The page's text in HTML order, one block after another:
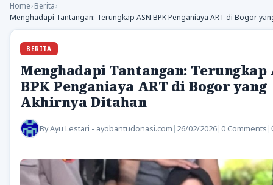
Home›Berita›
Menghadapi Tantangan: Terungkap ASN BPK Penganiaya ART di Bogor
BERITA
Menghadapi Tantangan: Terungkap
BPK Penganiaya ART di Bogor yang
Akhirnya Ditahan
ByAyu Lestari - ayobantudonasi.com | 26/02/2026| 0 Comments |